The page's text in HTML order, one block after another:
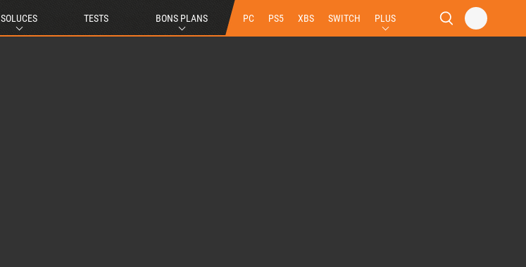
SOLUCES TESTS BONS PLANS PC PS5 XBS SWITCH PLUS